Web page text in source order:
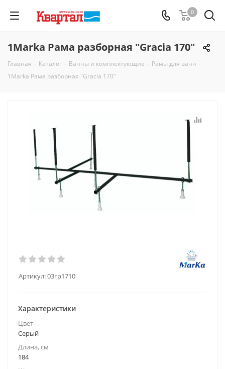
0
1Marka Рама разборная "Gracia 170"
Главная - Каталог - Ванны и комплектующие - Рамы для ванн -
1Marka Рама разборная "Gracia 170"
Артикул:03гр1710
Характеристики
Цвет
Серый
Длина, см
184